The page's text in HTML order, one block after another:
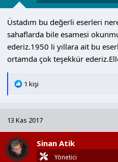
Üstadım bu değerli eserleri
sahaflarda bile esamesi
ederiz.1950 li yıllara ait bu
ortamda çok teşekkür
T
i
l
e
r
1 kişi
13 Kas 2017
Sinan Atik
Yönetici